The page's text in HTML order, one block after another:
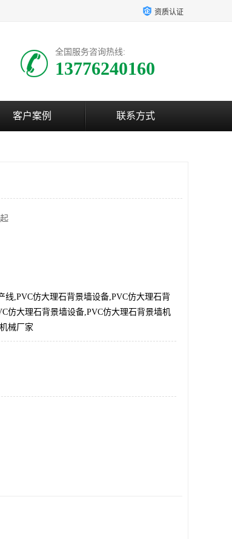
资质认证
全国服务咨询热线:
13776240160
客户案例 联系方式
线,PVC仿大理石背景墙设备,PVC仿大理石背
仿大理石背景墙设备,PVC仿大理石背景墙机
械厂家